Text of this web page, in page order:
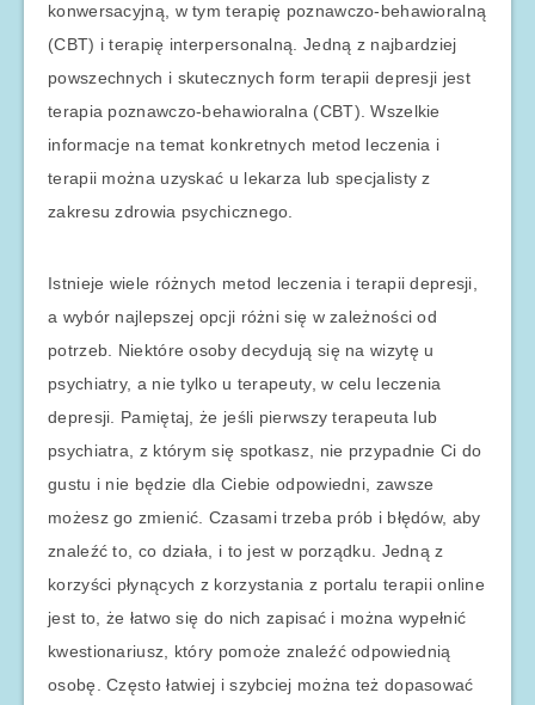
konwersacyjną, w tym terapię poznawczo-behawioralną
(CBT) i terapię interpersonalną. Jedną z najbardziej
powszechnych i skutecznych form terapii depresji jest
terapia poznawczo-behawioralna (CBT). Wszelkie
informacje na temat konkretnych metod leczenia i
terapii można uzyskać u lekarza lub specjalisty z
zakresu zdrowia psychicznego.
Istnieje wiele różnych metod leczenia i terapii depresji,
a wybór najlepszej opcji różni się w zależności od
potrzeb. Niektóre osoby decydują się na wizytę u
psychiatry, a nie tylko u terapeuty, w celu leczenia
depresji. Pamiętaj, że jeśli pierwszy terapeuta lub
psychiatra, z którym się spotkasz, nie przypadnie Ci do
gustu i nie będzie dla Ciebie odpowiedni, zawsze
możesz go zmienić. Czasami trzeba prób i błędów, aby
znaleźć to, co działa, i to jest w porządku. Jedną z
korzyści płynących z korzystania z portalu terapii online
jest to, że łatwo się do nich zapisać i można wypełnić
kwestionariusz, który pomoże znaleźć odpowiednią
osobę. Często łatwiej i szybciej można też dopasować